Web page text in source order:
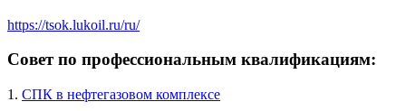
https://tsok.lukoil.ru/ru/
Совет по профессиональным квалификациям:
1. СПК в нефтегазовом комплексе